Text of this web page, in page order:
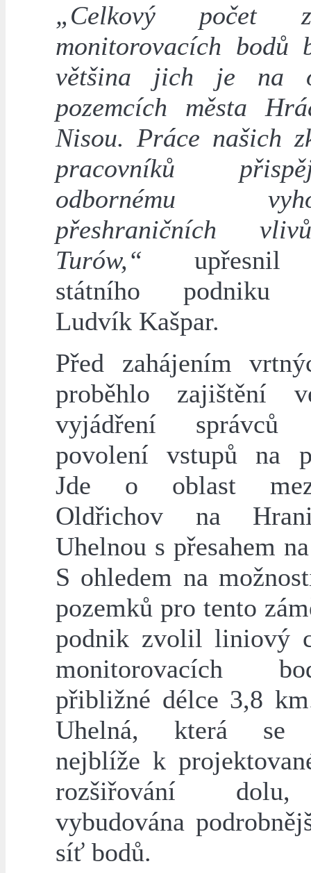
„Celkový počet
monitorovacích bodů
většina jich je na
pozemcích města
Nisou. Práce našich
pracovníků
odbornému
přeshraničních
Turów,“ upřesnil
státního podniku
Ludvík Kašpar.
Před zahájením
proběhlo zajištění
vyjádření
povolení vstupů na
Jde o oblast
Oldřichov na
Uhelnou s přesahem
S ohledem na
pozemků pro tento
podnik zvolil liniový
monitorovacích
přibližné délce 3,8
Uhelná, která se
nejblíže k
rozšiřování
vybudována
síť bodů.